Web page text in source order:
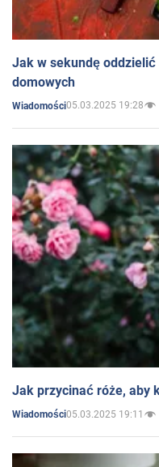
Jak w sekundę
domowych
Wiadomości05.03.2025 19:28
Jak przycinać róże, aby
Wiadomości05.03.2025 19:11